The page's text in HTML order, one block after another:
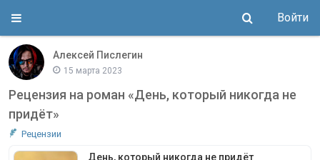
Войти
Алексей Пислегин
15 марта 2023
Рецензия на роман «День, который никогда не
придёт»
Рецензии
День, который никогда не придёт